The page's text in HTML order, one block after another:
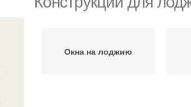
Окна на лоджию